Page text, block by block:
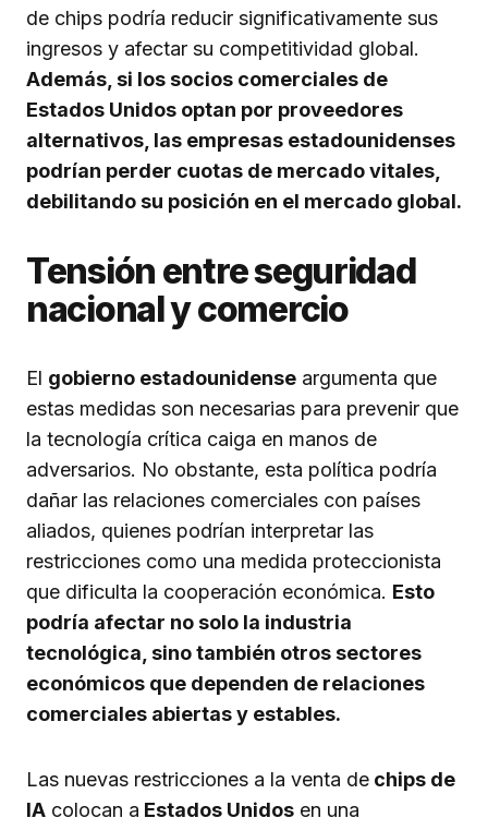
de chips podría reducir significativamente sus
ingresos y afectar su competitividad global.
Además, si los socios comerciales de
Estados Unidos optan por proveedores
alternativos, las empresas estadounidenses
podrían perder cuotas de mercado vitales,
debilitando su posición en el mercado global.
Tensión entre seguridad
nacional y comercio
El gobierno estadounidense argumenta que
estas medidas son necesarias para prevenir que
la tecnología crítica caiga en manos de
adversarios. No obstante, esta política podría
dañar las relaciones comerciales con países
aliados, quienes podrían interpretar las
restricciones como una medida proteccionista
que dificulta la cooperación económica. Esto
podría afectar no solo la industria
tecnológica, sino también otros sectores
económicos que dependen de relaciones
comerciales abiertas y estables.
Las nuevas restricciones a la venta de chips de
IA colocan a Estados Unidos en una